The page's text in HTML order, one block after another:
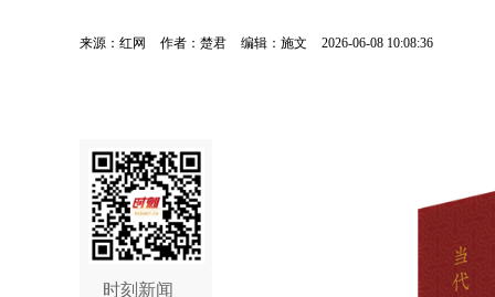
来源：红网 作者：楚君 编辑：施文 2026-06-08 10:08:36
时刻新闻